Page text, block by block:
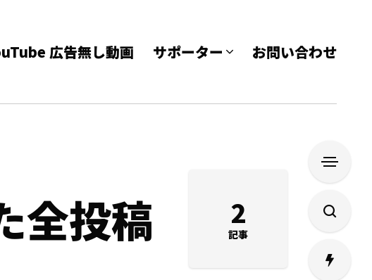
広告無し動画 サポーター お問い合わせ
全投稿 2
記事